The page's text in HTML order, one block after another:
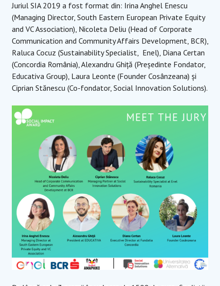
Juriul SIA 2019 a fost format din: Irina Anghel Enescu
(Managing Director, South Eastern European Private Equity
and VC Association), Nicoleta Deliu (Head of Corporate
Communication and Community Affairs Development, BCR),
Raluca Cocuz (Sustainability Specialist, Enel), Diana Certan
(Concordia România), Alexandru Ghiță (Președinte Fondator,
Educativa Group), Laura Leonte (Founder Cosânzeana) și
Ciprian Stănescu (Co-fondator, Social Innovation Solutions).